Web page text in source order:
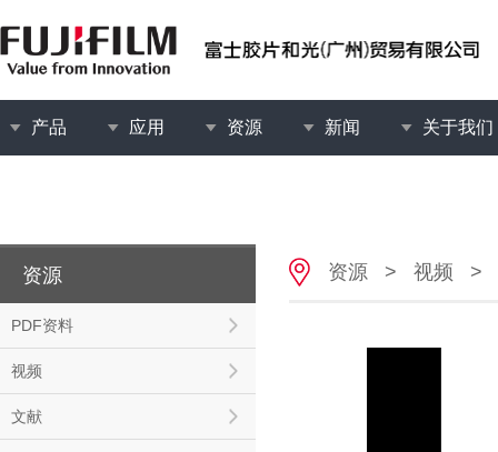
产品 应用 资源 新闻 关于我们
资源
PDF资料
视频
文献
资源 > 视频 >